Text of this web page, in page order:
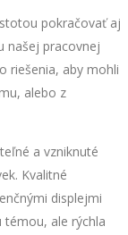
pokračovať aj
našej pracovnej
riešenia, aby mohli
alebo z
a vzniknuté
Kvalitné
displejmi
ale rýchla